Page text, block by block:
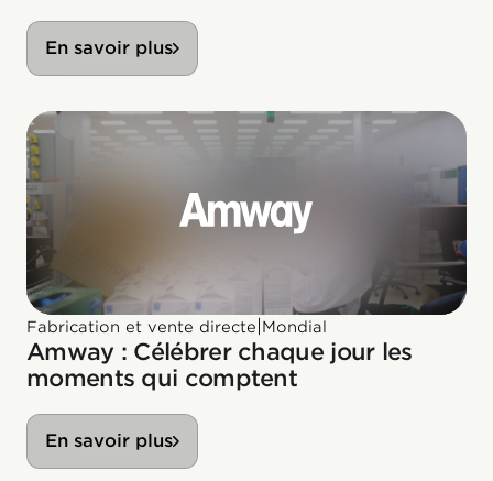
En savoir plus
Fabrication et vente directe Mondial
Amway : Célébrer chaque jour les
moments qui comptent
En savoir plus